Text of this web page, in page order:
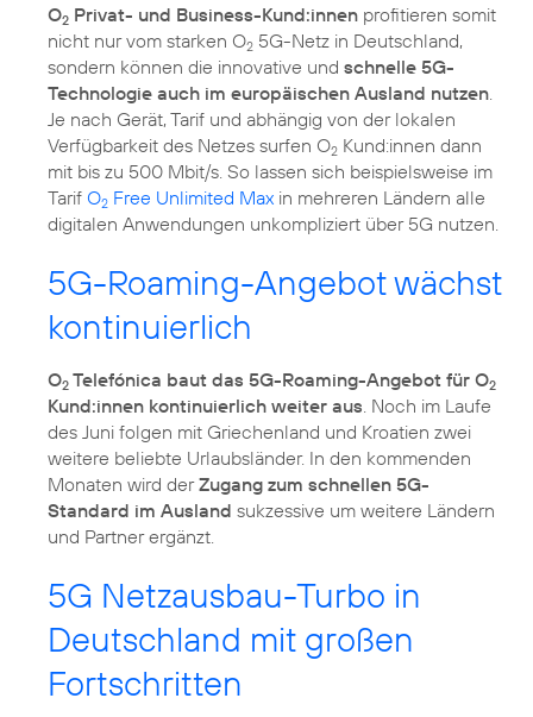
O2 Privat- und Business-Kund:innen profitieren somit
nicht nur vom starken O2 5G-Netz in Deutschland,
sondern können die innovative und schnelle 5G-
Technologie auch im europäischen Ausland nutzen
Je nach Gerät, Tarif und abhängig von der lokalen
Verfügbarkeit des Netzes surfen O2 Kund:innen dann
mit bis zu 500 Mbit/s. So lassen sich beispielsweise im
Tarif O2 Free Unlimited Max in mehreren Ländern alle
digitalen Anwendungen unkompliziert über 5G nutzen.
5G-Roaming-Angebot wächst
kontinuierlich
O2 Telefónica baut das 5G-Roaming-Angebot für O2
Kund:innen kontinuierlich weiter aus . Noch im Laufe
des Juni folgen mit Griechenland und Kroatien zwei
weitere beliebte Urlaubsländer. In den kommenden
Monaten wird derZugang zum schnellen 5G-
Standard im Ausland sukzessive um weitere Ländern
und Partner ergänzt.
5G Netzausbau-Turbo in
Deutschland mit großen
Fortschritten